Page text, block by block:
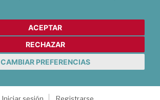
ACEPTAR
RECHAZAR
CAMBIAR PREFERENCIAS